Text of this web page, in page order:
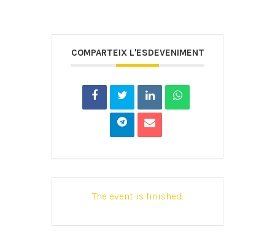
COMPARTEIX L'ESDEVENIMENT
The event is finished.